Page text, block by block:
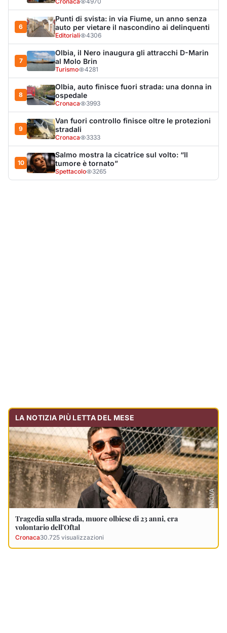
10
Salmo mostra la cicatrice sul volto: “Il
tumore è tornato”
Spettacolo 3265